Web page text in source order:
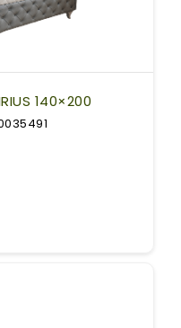
140×200